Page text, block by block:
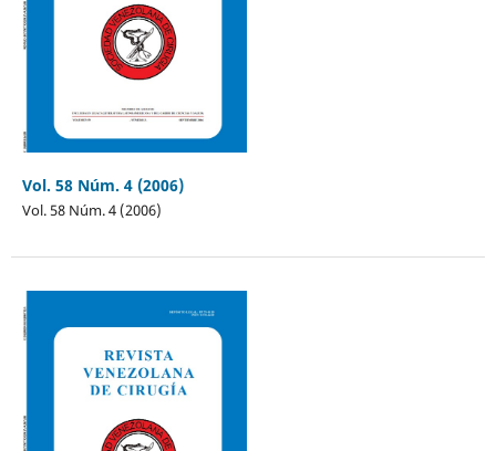
Vol. 58 Núm. 4 (2006)
Vol. 58 Núm. 4 (2006)